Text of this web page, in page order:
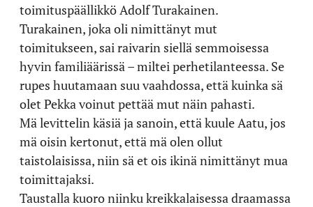
toimituspäällikkö Adolf Turakainen.
Turakainen, joka oli nimittänyt mut
toimitukseen, sai raivarin siellä semmoisessa
hyvin familiäärissä – miltei perhetilanteessa. Se
rupes huutamaan suu vaahdossa, että kuinka sä
olet Pekka voinut pettää mut näin pahasti.
Mä levittelin käsiä ja sanoin, että kuule Aatu, jos
mä oisin kertonut, että mä olen ollut
taistolaisissa, niin sä et ois ikinä nimittänyt mua
toimittajaksi.
Taustalla kuoro niinku kreikkalaisessa draamassa